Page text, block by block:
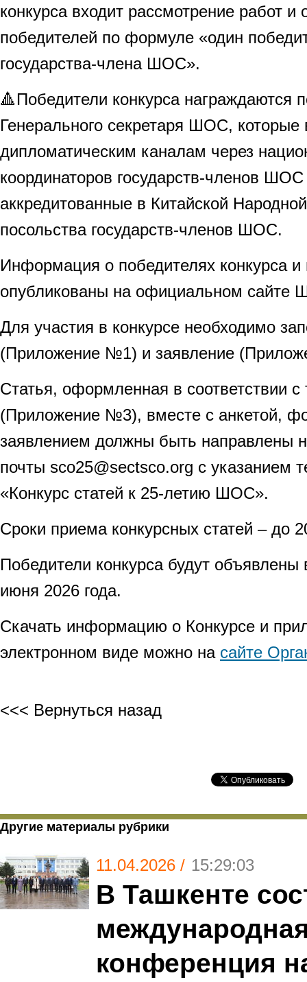
конкурса входит рассмотрение работ и
победителей по формуле «один
государства-члена ШОС».
🔺Победители конкурса награждаются
Генерального секретаря ШОС,
дипломатическим каналам через
координаторов государств-членов
аккредитованные в Китайской
посольства государств-членов ШОС.
Информация о победителях конкурса и
опубликованы на официальном сайте
Для участия в конкурсе необходимо
(Приложение №1) и заявление
Статья, оформленная в соответствии
(Приложение №3), вместе с анкетой,
заявлением должны быть направлены
почты sco25@sectsco.org с указанием
«Конкурс статей к 25-летию ШОС».
Сроки приема конкурсных статей – до
Победители конкурса будут
июня 2026 года.
Скачать информацию о Конкурсе и
электронном виде можно на сайте
<<< Вернуться назад
Другие материалы рубрики
11.04.2026 / 15:29:03
В Ташкенте
конференция